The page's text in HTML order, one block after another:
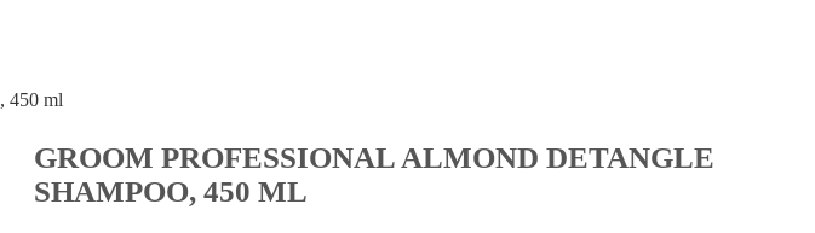
450 ml
GROOM PROFESSIONAL ALMOND DETANGLE
SHAMPOO, 450 ML